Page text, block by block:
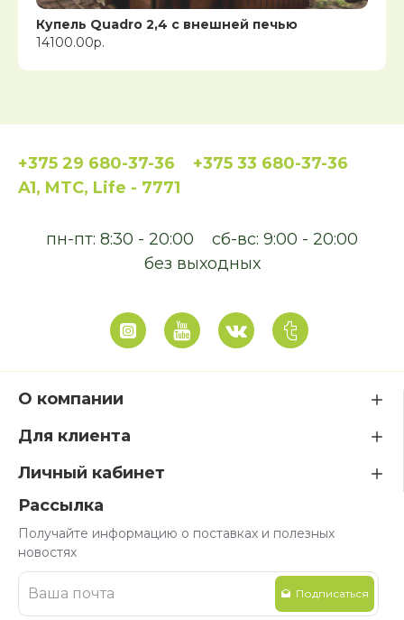
Купель Quadro 2,4 с внешней печью
14100.00р.
+375 29 680-37-36
+375 33 680-37-36
A1, MTC, Life - 7771
пн-пт: 8:30 - 20:00
сб-вс: 9:00 - 20:00
без выходных
О компании
Для клиента
Личный кабинет
Рассылка
Получайте информацию о поставках и полезных
новостях
Подписаться